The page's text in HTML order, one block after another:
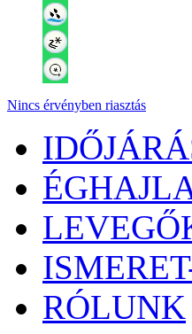
Nincs érvényben riasztás
RÓLUNK